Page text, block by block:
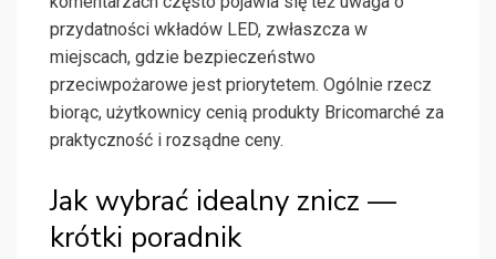
przydatności wkładów LED, zwłaszcza w
miejscach, gdzie bezpieczeństwo
przeciwpożarowe jest priorytetem. Ogólnie rzecz
biorąc, użytkownicy cenią produkty Bricomarché za
praktyczność i rozsądne ceny.
Jak wybrać idealny znicz —
krótki poradnik